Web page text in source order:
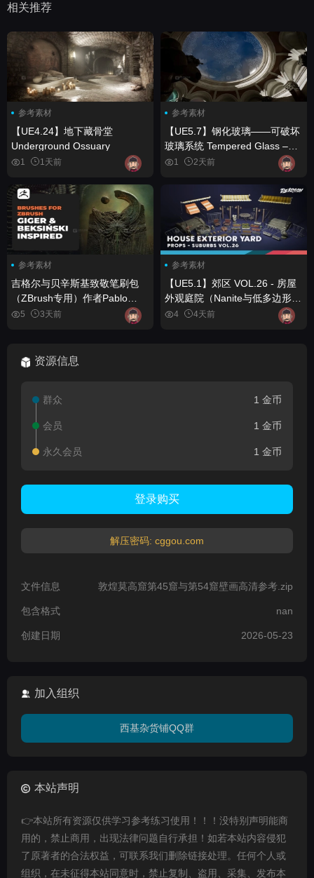
相关推荐
参考素材
【UE4.24】地下藏骨堂
Underground Ossuary
1 1天前
参考素材
【UE5.7】钢化玻璃——可破坏
玻璃系统 Tempered Glass –
Destructible Glass System
1 2天前
参考素材
吉格尔与贝辛斯基致敬笔刷包
（ZBrush专用）作者Pablo
Munoz Gomez Giger &
Beksinski tribute brushes pack
Gomez
5 3天前
参考素材
【UE5.1】郊区 VOL.26 - 房屋
外观庭院（Nanite与低多边形）
Suburbs VOL.26 - House
Exterior Yard (Nanite and Low
4 4天前
资源信息
群众 1 金币
会员 1 金币
永久会员 1 金币
登录购买
解压密码: cggou.com
文件信息 敦煌莫高窟第45窟与第54窟壁画高清参考.zip
包含格式 nan
创建日期 2026-05-23
加入组织
西基杂货铺QQ群
本站声明
👉本站所有资源仅供学习参考练习使用！！！没特别声明能商
用的，禁止商用，出现法律问题自行承担！如若本站内容侵犯
了原著者的合法权益，可联系我们删除链接处理。任何个人或
组织，在未征得本站同意时，禁止复制、盗用、采集、发布本